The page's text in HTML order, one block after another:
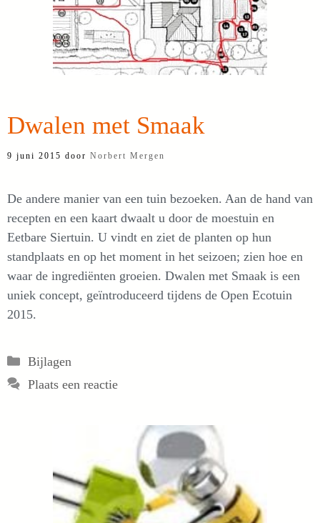
Dwalen met Smaak
9 juni 2015 door Norbert Mergen
De andere manier van een tuin bezoeken. Aan de hand van
recepten en een kaart dwaalt u door de moestuin en
Eetbare Siertuin. U vindt en ziet de planten op hun
standplaats en op het moment in het seizoen; zien hoe en
waar de ingrediënten groeien. Dwalen met Smaak is een
uniek concept, geïntroduceerd tijdens de Open Ecotuin
2015.
Categorieën
Bijlagen
Plaats een reactie